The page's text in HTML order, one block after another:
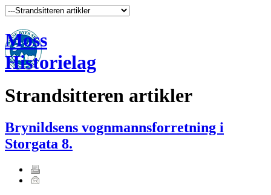
Moss
Historielag
Strandsitteren artikler
Brynildsens vognmannsforretning i
Storgata 8.